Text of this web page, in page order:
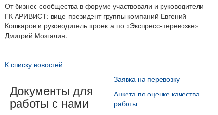
От бизнес-сообщества в форуме участвовали и руководители
ГК АРИВИСТ: вице-президент группы компаний Евгений
Кошкаров и руководитель проекта по «Экспресс-перевозке»
Дмитрий Мозгалин.
К списку новостей
Документы для
работы с нами
Заявка на перевозку
Анкета по оценке качества
работы